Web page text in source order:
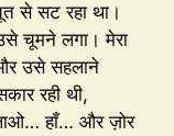
से सट रहा था।
चूमने लगा। मेरा
उसे सहलाने
रही थी,
हाँ… और ज़ोर